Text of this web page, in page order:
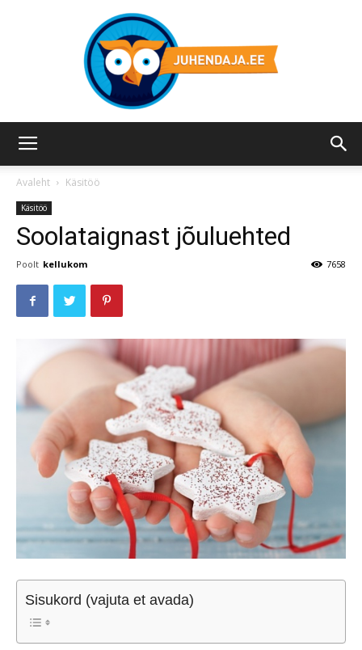
Avaleht Käsitöö
Käsitöö
Soolataignast jõuluehted
Poolt kellukom 7658
Sisukord (vajuta et avada)